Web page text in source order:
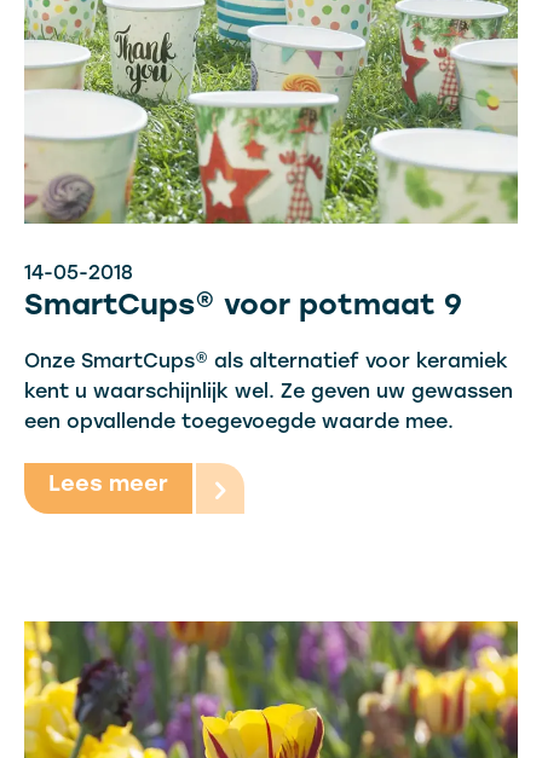
14-05-2018
SmartCups® voor potmaat 9
Onze SmartCups® als alternatief voor keramiek
kent u waarschijnlijk wel. Ze geven uw gewassen
een opvallende toegevoegde waarde mee.
Lees meer